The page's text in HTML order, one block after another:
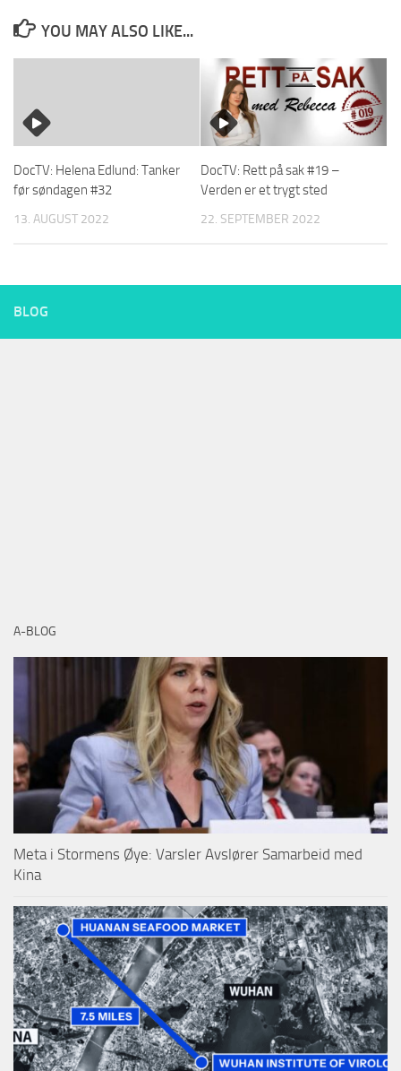
YOU MAY ALSO LIKE...
DocTV: Helena Edlund: Tanker
før søndagen #32
13. AUGUST 2022
DocTV: Rett på sak #19 –
Verden er et trygt sted
22. SEPTEMBER 2022
BLOG
A-BLOG
Meta i Stormens Øye: Varsler Avslører Samarbeid med
Kina